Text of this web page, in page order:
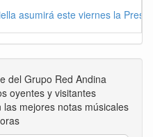
asumirá este viernes la
del Grupo Red Andina
oyentes y visitantes
mejores notas músicales